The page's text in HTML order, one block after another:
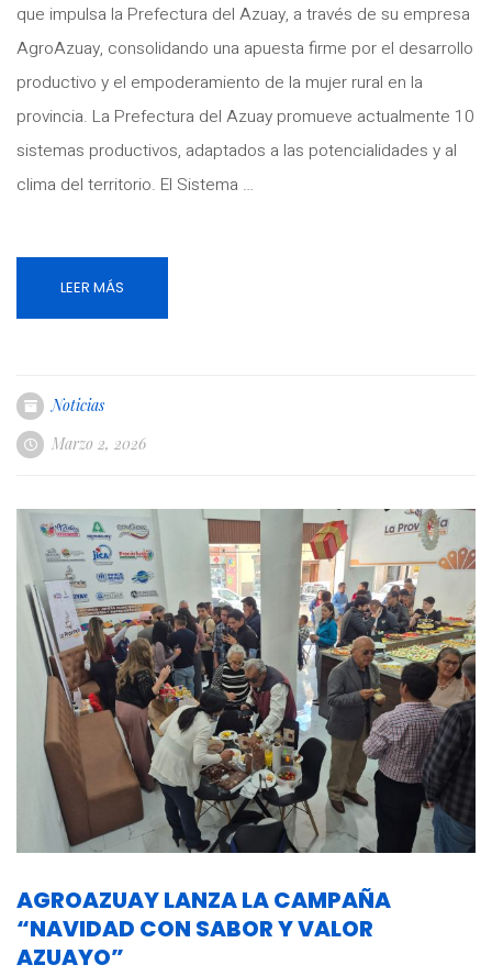
que impulsa la Prefectura del Azuay, a través de su empresa
AgroAzuay, consolidando una apuesta firme por el desarrollo
productivo y el empoderamiento de la mujer rural en la
provincia. La Prefectura del Azuay promueve actualmente 10
sistemas productivos, adaptados a las potencialidades y al
clima del territorio. El Sistema …
LEER MÁS
Noticias
Marzo 2, 2026
AGROAZUAY LANZA LA CAMPAÑA
“NAVIDAD CON SABOR Y VALOR
AZUAYO”